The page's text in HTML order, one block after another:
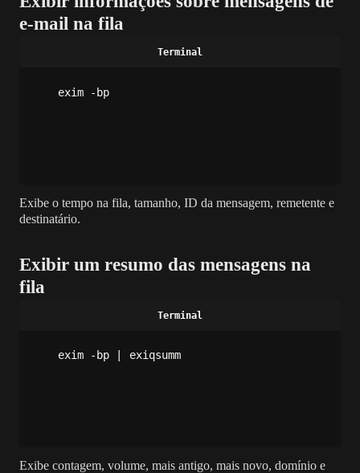
e-mail na fila
exim -bp
Exibe o tempo na fila, tamanho, ID da mensagem, remetente e
destinatário.
Exibir um resumo das mensagens na
fila
exim -bp | exiqsumm
Exibe contagem, volume, mais antigo, mais novo, domínio e